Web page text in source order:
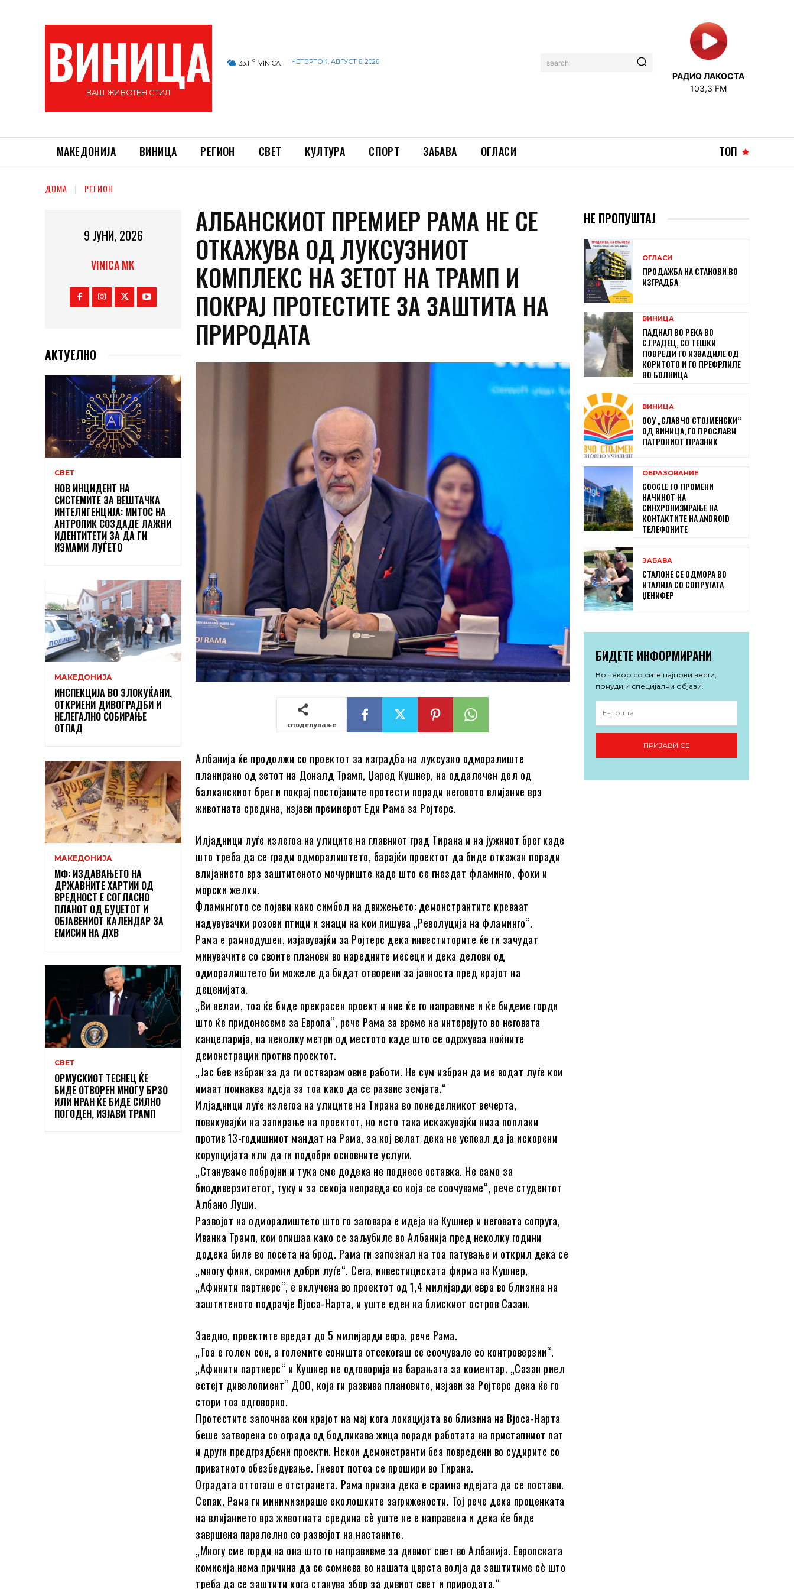
ВИНИЦА
ВАШ ЖИВОТЕН СТИЛ
33.1 C VINICA ЧЕТВРТОК, АВГУСТ 6, 2026 search
РАДИО ЛАКОСТА
103,3 FM
МАКЕДОНИЈА ВИНИЦА РЕГИОН СВЕТ КУЛТУРА СПОРТ ЗАБАВА ОГЛАСИ ТОП
ДОМА РЕГИОН
9 ЈУНИ, 2026
VINICA MK
АКТУЕЛНО
СВЕТ
НОВ ИНЦИДЕНТ НА
СИСТЕМИТЕ ЗА ВЕШТАЧКА
ИНТЕЛИГЕНЦИЈА: МИТОС НА
АНТРОПИК СОЗДАДЕ ЛАЖНИ
ИДЕНТИТЕТИ ЗА ДА ГИ
ИЗМАМИ ЛУЃЕТО
МАКЕДОНИЈА
ИНСПЕКЦИЈА ВО ЗЛОКУЌАНИ,
ОТКРИЕНИ ДИВОГРАДБИ И
НЕЛЕГАЛНО СОБИРАЊЕ
ОТПАД
МАКЕДОНИЈА
МФ: ИЗДАВАЊЕТО НА
ДРЖАВНИТЕ ХАРТИИ ОД
ВРЕДНОСТ Е СОГЛАСНО
ПЛАНОТ ОД БУЏЕТОТ И
ОБЈАВЕНИОТ КАЛЕНДАР ЗА
ЕМИСИИ НА ДХВ
СВЕТ
ОРМУСКИОТ ТЕСНЕЦ ЌЕ
БИДЕ ОТВОРЕН МНОГУ БРЗО
ИЛИ ИРАН ЌЕ БИДЕ СИЛНО
ПОГОДЕН, ИЗЈАВИ ТРАМП
АЛБАНСКИОТ ПРЕМИЕР РАМА НЕ СЕ
ОТКАЖУВА ОД ЛУКСУЗНИОТ
КОМПЛЕКС НА ЗЕТОТ НА ТРАМП И
ПОКРАЈ ПРОТЕСТИТЕ ЗА ЗАШТИТА НА
ПРИРОДАТА
споделување
Албанија ќе продолжи со проектот за изградба на луксузно одморалиште
планирано од зетот на Доналд Трамп, Џаред Кушнер, на оддалечен дел од
балканскиот брег и покрај постојаните протести поради неговото влијание врз
животната средина, изјави премиерот Еди Рама за Ројтерс.
Илјадници луѓе излегоа на улиците на главниот град Тирана и на јужниот брег каде
што треба да се гради одморалиштето, барајќи проектот да биде откажан поради
влијанието врз заштитеното мочуриште каде што се гнездат фламинго, фоки и
морски желки.
Фламингото се појави како симбол на движењето: демонстрантите креваат
надувувачки розови птици и знаци на кои пишува „Револуција на фламинго“.
Рама е рамнодушен, изјавувајќи за Ројтерс дека инвеститорите ќе ги зачудат
минувачите со своите планови во наредните месеци и дека делови од
одморалиштето би можеле да бидат отворени за јавноста пред крајот на
деценијата.
„Ви велам, тоа ќе биде прекрасен проект и ние ќе го направиме и ќе бидеме горди
што ќе придонесеме за Европа“, рече Рама за време на интервјуто во неговата
канцеларија, на неколку метри од местото каде што се одржуваа ноќните
демонстрации против проектот.
„Јас бев избран за да ги остварам овие работи. Не сум избран да ме водат луѓе кои
имаат поинаква идеја за тоа како да се развие земјата.“
Илјадници луѓе излегоа на улиците на Тирана во понеделникот вечерта,
повикувајќи на запирање на проектот, но исто така искажувајќи низа поплаки
против 13-годишниот мандат на Рама, за кој велат дека не успеал да ја искорени
корупцијата или да ги подобри основните услуги.
„Стануваме побројни и тука сме додека не поднесе оставка. Не само за
биодиверзитетот, туку и за секоја неправда со која се соочуваме“, рече студентот
Албано Луши.
Развојот на одморалиштето што го заговара е идеја на Кушнер и неговата сопруга,
Иванка Трамп, кои опишаа како се заљубиле во Албанија пред неколку години
додека биле во посета на брод. Рама ги запознал на тоа патување и открил дека се
„многу фини, скромни добри луѓе“. Сега, инвестициската фирма на Кушнер,
„Афинити партнерс“, е вклучена во проектот од 1,4 милијарди евра во близина на
заштитеното подрачје Вјоса-Нарта, и уште еден на блискиот остров Сазан.
Заедно, проектите вредат до 5 милијарди евра, рече Рама.
„Тоа е голем сон, а големите соништа отсекогаш се соочувале со контроверзии“.
„Афинити партнерс“ и Кушнер не одговорија на барањата за коментар. „Сазан риел
естејт дивелопмент“ ДОО, која ги развива плановите, изјави за Ројтерс дека ќе го
стори тоа одговорно.
Протестите започнаа кон крајот на мај кога локацијата во близина на Вјоса-Нарта
беше затворена со ограда од бодликава жица поради работата на пристапниот пат
и други предградбени проекти. Некои демонстранти беа повредени во судирите со
приватното обезбедување. Гневот потоа се прошири во Тирана.
Оградата оттогаш е отстранета. Рама призна дека е срамна идејата да се постави.
Сепак, Рама ги минимизираше еколошките загрижености. Тој рече дека проценката
на влијанието врз животната средина сè уште не е направена и дека ќе биде
завршена паралелно со развојот на настаните.
„Многу сме горди на она што го направивме за дивиот свет во Албанија. Европската
комисија нема причина да се сомнева во нашата цврста волја да заштитиме сè што
треба да се заштити кога станува збор за дивиот свет и природата.“
НЕ ПРОПУШТАЈ
ОГЛАСИ
ПРОДАЖБА НА СТАНОВИ ВО
ИЗГРАДБА
ВИНИЦА
ПАДНАЛ ВО РЕКА ВО
С.ГРАДЕЦ, СО ТЕШКИ
ПОВРЕДИ ГО ИЗВАДИЛЕ ОД
КОРИТОТО И ГО ПРЕФРЛИЛЕ
ВО БОЛНИЦА
ВИНИЦА
ООУ „СЛАВЧО СТОЈМЕНСКИ“
ОД ВИНИЦА, ГО ПРОСЛАВИ
ПАТРОНИОТ ПРАЗНИК
ОБРАЗОВАНИЕ
GOOGLE ГО ПРОМЕНИ
НАЧИНОТ НА
СИНХРОНИЗИРАЊЕ НА
КОНТАКТИТЕ НА ANDROID
ТЕЛЕФОНИТЕ
ЗАБАВА
СТАЛОНЕ СЕ ОДМОРА ВО
ИТАЛИЈА СО СОПРУГАТА
ЏЕНИФЕР
БИДЕТЕ ИНФОРМИРАНИ
Во чекор со сите најнови вести,
понуди и специјални објави.
ПРИЈАВИ СЕ